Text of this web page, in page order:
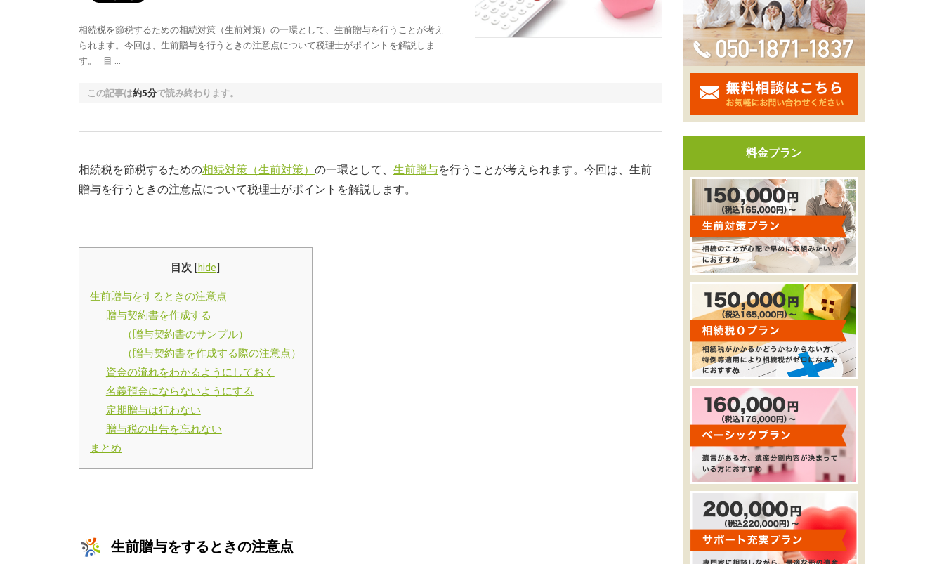
相続税を節税するための相続対策（生前対策）の一環として、生前贈与を行うことが考え
られます。今回は、生前贈与を行うときの注意点について税理士がポイントを解説しま
す。 目 …
この記事は約5分で読み終わります。
相続税を節税するための相続対策（生前対策） の一環として、 生前贈与を行うことが考えられます。今回は、生前
贈与を行うときの注意点について税理士がポイントを解説します。
目次 [ hide]
生前贈与をするときの注意点
贈与契約書を作成する
（贈与契約書のサンプル）
（贈与契約書を作成する際の注意点）
資金の流れをわかるようにしておく
名義預金にならないようにする
定期贈与は行わない
贈与税の申告を忘れない
まとめ
生前贈与をするときの注意点
料金プラン